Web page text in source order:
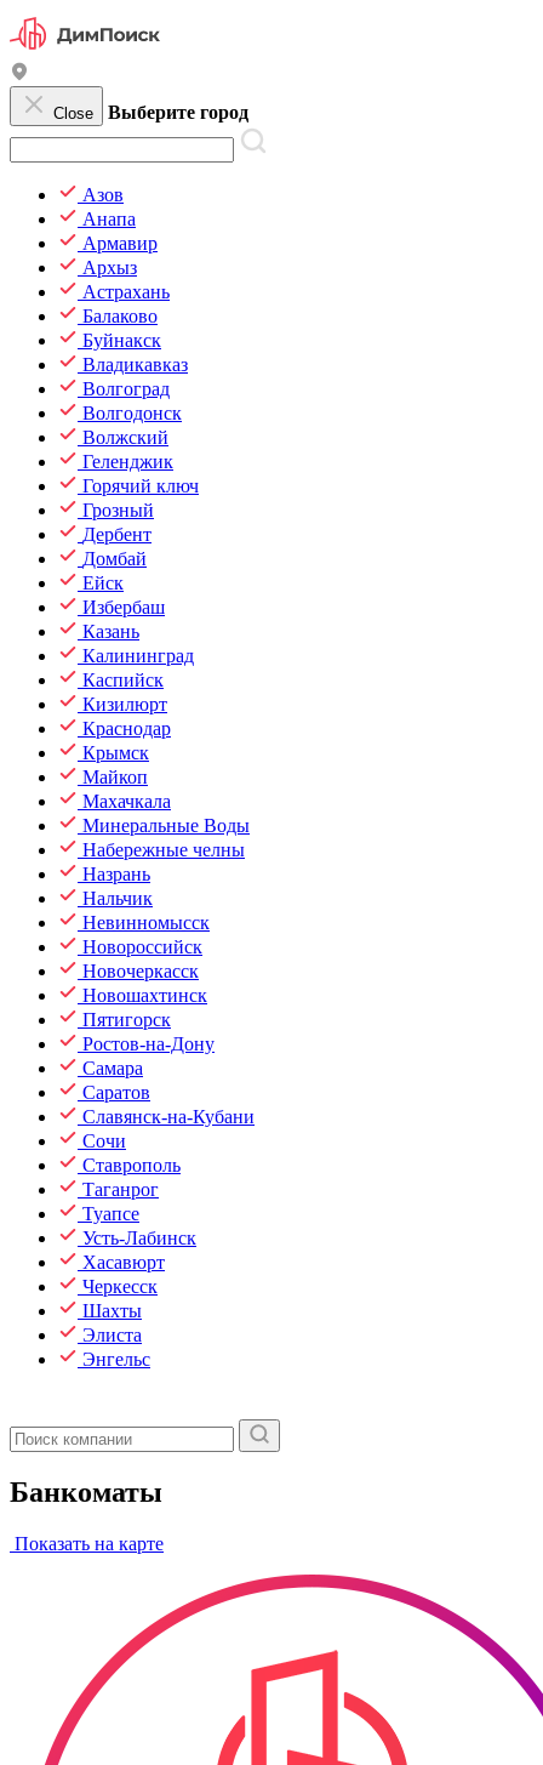
Close Выберите город
Азов
Анапа
Армавир
Архыз
Астрахань
Балаково
Буйнакск
Владикавказ
Волгоград
Волгодонск
Волжский
Геленджик
Горячий ключ
Грозный
Дербент
Домбай
Ейск
Избербаш
Казань
Калининград
Каспийск
Кизилюрт
Краснодар
Крымск
Майкоп
Махачкала
Минеральные Воды
Набережные челны
Назрань
Нальчик
Невинномысск
Новороссийск
Новочеркасск
Новошахтинск
Пятигорск
Ростов-на-Дону
Самара
Саратов
Славянск-на-Кубани
Сочи
Ставрополь
Таганрог
Туапсе
Усть-Лабинск
Хасавюрт
Черкесск
Шахты
Элиста
Энгельс
Банкоматы
Показать на карте